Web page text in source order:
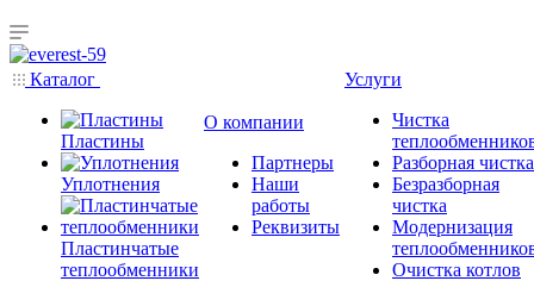
Каталог
Пластины
Уплотнения
Пластинчатые
теплообменники
О компании
Партнеры
Наши
работы
Реквизиты
Услуги
Чистка
Разборная чистка
Безразборная
чистка
Модернизация
Очистка котлов